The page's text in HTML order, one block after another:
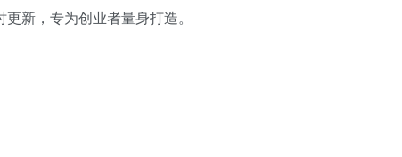
新，专为创业者量身打造。